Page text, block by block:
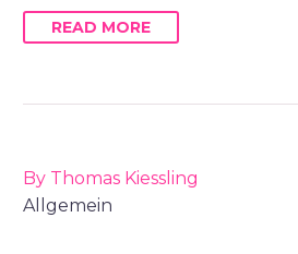
READ MORE
By Thomas Kiessling
Allgemein